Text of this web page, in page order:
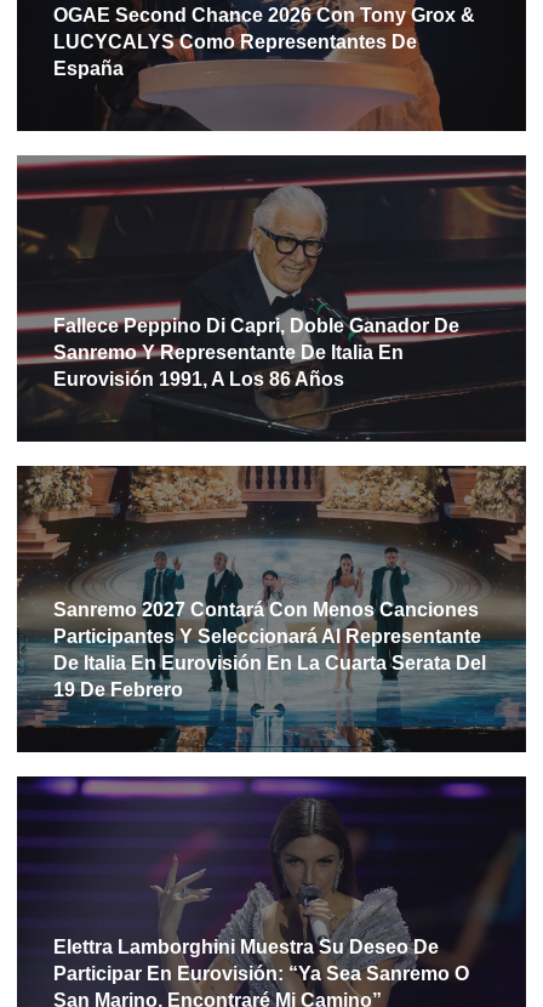
OGAE Second Chance 2026 Con Tony Grox &
LUCYCALYS Como Representantes De
España
Fallece Peppino Di Capri, Doble Ganador De
Sanremo Y Representante De Italia En
Eurovisión 1991, A Los 86 Años
Sanremo 2027 Contará Con Menos Canciones
Participantes Y Seleccionará Al Representante
De Italia En Eurovisión En La Cuarta Serata Del
19 De Febrero
Elettra Lamborghini Muestra Su Deseo De
Participar En Eurovisión: “Ya Sea Sanremo O
San Marino, Encontraré Mi Camino”